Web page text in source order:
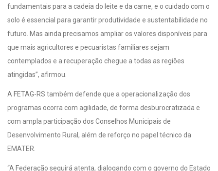
fundamentais para a cadeia do leite e da carne, e o cuidado com o
solo é essencial para garantir produtividade e sustentabilidade no
futuro. Mas ainda precisamos ampliar os valores disponíveis para
que mais agricultores e pecuaristas familiares sejam
contemplados e a recuperação chegue a todas as regiões
atingidas”, afirmou.
A FETAG-RS também defende que a operacionalização dos
programas ocorra com agilidade, de forma desburocratizada e
com ampla participação dos Conselhos Municipais de
Desenvolvimento Rural, além de reforço no papel técnico da
EMATER.
“A Federação seguirá atenta, dialogando com o governo do Estado